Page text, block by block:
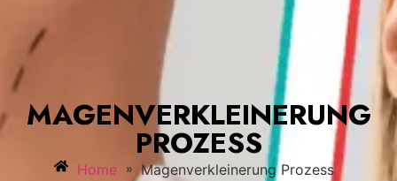
MAGENVERKLEINERUNG
PROZESS
Home » Magenverkleinerung Prozess